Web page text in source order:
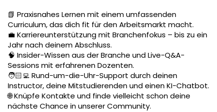
📗 Praxisnahes Lernen mit einem umfassenden
Curriculum, das dich fit für den Arbeitsmarkt macht.
💼 Karriereunterstützung mit Branchenfokus – bis zu ein
Jahr nach deinem Abschluss.
🧠 Insider-Wissen aus der Branche und Live-Q&A-
Sessions mit erfahrenen Dozenten.
🧑🏻‍💻 Rund-um-die-Uhr-Support durch deinen
Instructor, deine Mitstudierenden und einen KI-Chatbot.
🌐 Knüpfe Kontakte und finde vielleicht schon deine
nächste Chance in unserer Community.